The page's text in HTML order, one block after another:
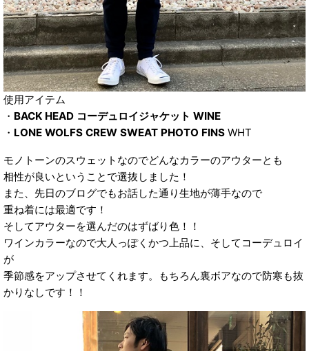
使用アイテム
・ BACK HEAD コーデュロイジャケット WINE
・ LONE WOLFS CREW SWEAT PHOTO FINS WHT
モノトーンのスウェットなのでどんなカラーのアウターとも
相性が良いということで選抜しました！
また、先日のブログでもお話した通り生地が薄手なので
重ね着には最適です！
そしてアウターを選んだのはずばり色！！
ワインカラーなので大人っぽくかつ上品に、そしてコーデュロイ
が
季節感をアップさせてくれます。もちろん裏ボアなので防寒も抜
かりなしです！！